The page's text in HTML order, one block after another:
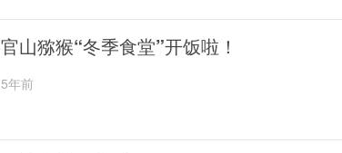
官山猕猴“冬季食堂”开饭啦！
5年前